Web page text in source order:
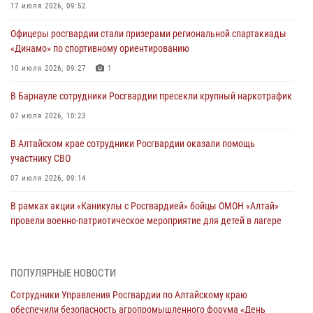
17 июля 2026, 09:52
Офицеры росгвардии стали призерами региональной спартакиады
«Динамо» по спортивному ориентированию
10 июля 2026, 09:27 1
В Барнауле сотрудники Росгвардии пресекли крупный наркотрафик
07 июля 2026, 10:23
В Алтайском крае сотрудники Росгвардии оказали помощь
участнику СВО
07 июля 2026, 09:14
В рамках акции «Каникулы с Росгвардией» бойцы ОМОН «Алтай»
провели военно-патриотическое мероприятие для детей в лагере
акции «Коробка храбрости»
ПОПУЛЯРНЫЕ НОВОСТИ
Сотрудники Управления Росгвардии по Алтайскому краю
обеспечили безопасность агропромышленного форума «День